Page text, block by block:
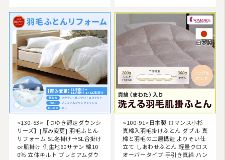
<130-53>【つゆき認定ダウンシ
リーズ】[厚み変更] 羽毛ふとん
リフォーム SL冬掛け→SL合掛け
or肌掛け 側生地60サテン 綿10
0％ 立体キルト プレミアムダウ
<100-91>日本製 ロマンス小杉
真綿入羽毛掛けふとん ダブル 真
綿と羽毛の二層構造 よりそい仕
立て しあわせふとん 軽量クロス
オーバータイプ 手引き真綿 ハン